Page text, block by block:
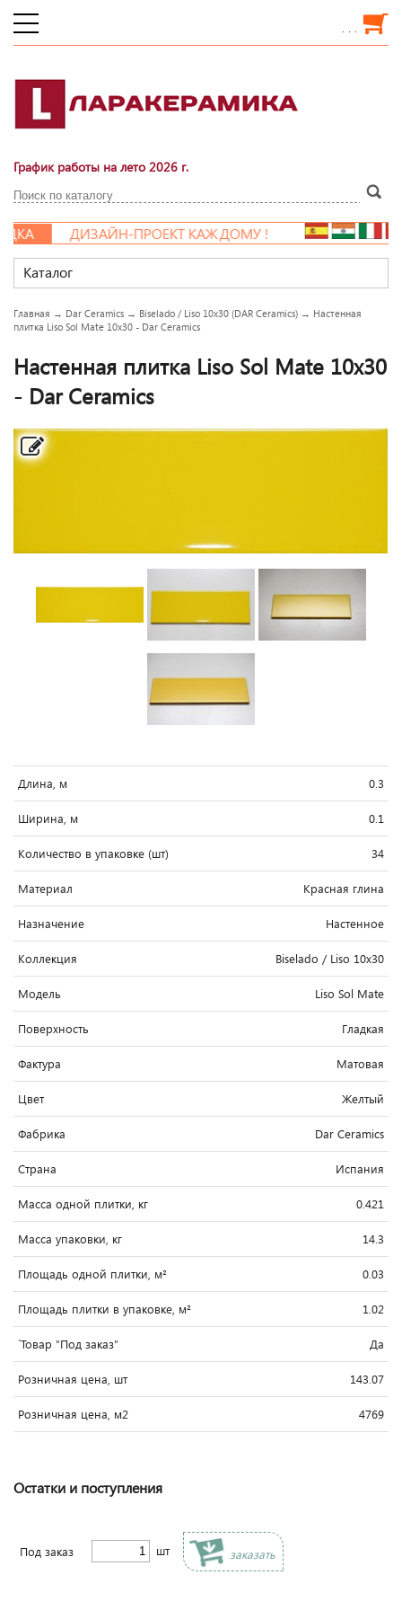
. . .
График работы на лето 2026 г.
ДИЗАЙН-ПРОЕКТ КАЖДОМУ !
Каталог
Главная → Dar Ceramics → Biselado / Liso 10x30 (DAR Ceramics) → Настенная
плитка Liso Sol Mate 10x30 - Dar Ceramics
Настенная плитка Liso Sol Mate 10x30
- Dar Ceramics
Длина, м 0.3
Ширина, м 0.1
Количество в упаковке (шт) 34
Материал Красная глина
Назначение Настенное
Коллекция Biselado / Liso 10x30
Модель Liso Sol Mate
Поверхность Гладкая
Фактура Матовая
Цвет Желтый
Фабрика Dar Ceramics
Страна Испания
Масса одной плитки, кг 0.421
Масса упаковки, кг 14.3
Площадь одной плитки, м² 0.03
Площадь плитки в упаковке, м² 1.02
`Товар "Под заказ" Да
Розничная цена, шт 143.07
Розничная цена, м2 4769
Остатки и поступления
Под заказ шт заказать